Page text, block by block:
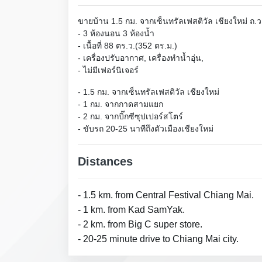
ขายบ้าน 1.5 กม. จากเซ็นทรัลเฟสติวัล เชียงใหม่ ถ.
- 3 ห้องนอน 3 ห้องน้ำ
- เนื้อที่ 88 ตร.ว.(352 ตร.ม.)
- เครื่องปรับอากาศ, เครื่องทำน้ำอุ่น,
- ไม่มีเฟอร์นิเจอร์
- 1.5 กม. จากเซ็นทรัลเฟสติวัล เชียงใหม่
- 1 กม. จากกาดสามแยก
- 2 กม. จากบิ๊กซีซุปเปอร์สโตร์
- ขับรถ 20-25 นาทีถึงตัวเมืองเชียงใหม่
Distances
- 1.5 km. from Central Festival Chiang Mai.
- 1 km. from Kad SamYak.
- 2 km. from Big C super store.
- 20-25 minute drive to Chiang Mai city.